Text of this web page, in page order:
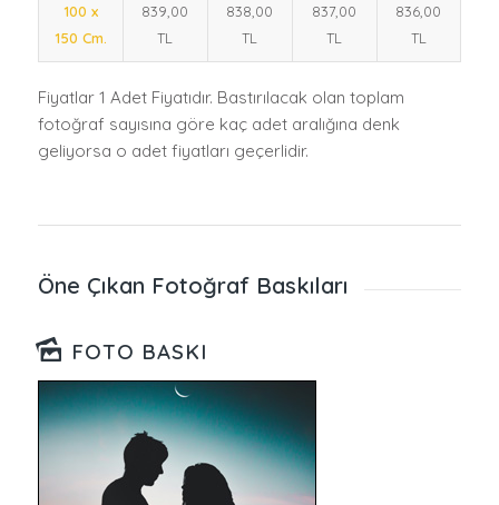
100 x
150 Cm.
839,00
TL
838,00
TL
837,00
TL
836,00
TL
Fiyatlar 1 Adet Fiyatıdır. Bastırılacak olan toplam
fotoğraf sayısına göre kaç adet aralığına denk
geliyorsa o adet fiyatları geçerlidir.
Öne Çıkan Fotoğraf Baskıları
FOTO BASKI